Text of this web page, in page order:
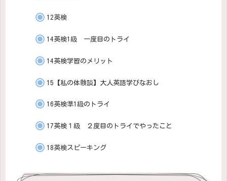
12英検
14英検1級 一度目のトライ
14英検学習のメリット
15【私の体験談】大人英語学びなおし
16英検準1級のトライ
17英検１級 ２度目のトライでやったこと
18英検スピーキング